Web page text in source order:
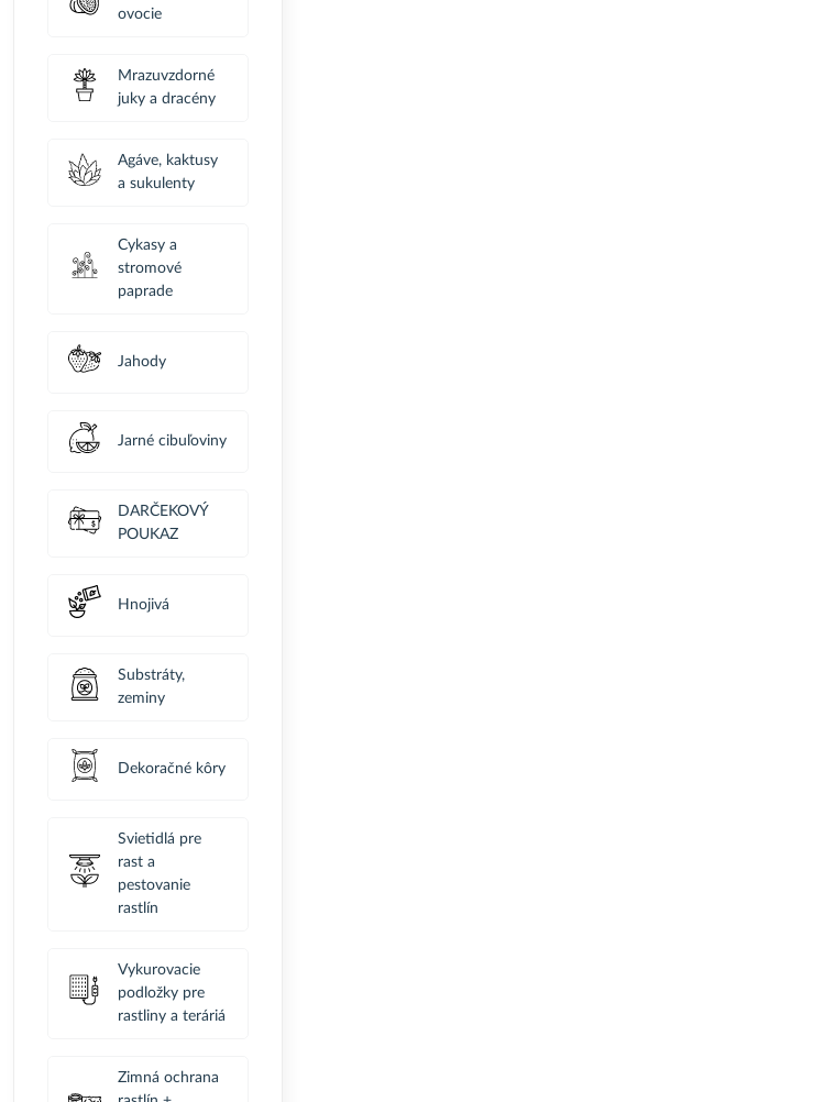
ovocie
Mrazuvzdorné
juky a dracény
Agáve, kaktusy
a sukulenty
Cykasy a
stromové
paprade
Jahody
Jarné cibuľoviny
DARČEKOVÝ
POUKAZ
Hnojivá
Substráty,
zeminy
Dekoračné kôry
Svietidlá pre
rast a
pestovanie
rastlín
Vykurovacie
podložky pre
rastliny a teráriá
Zimná ochrana